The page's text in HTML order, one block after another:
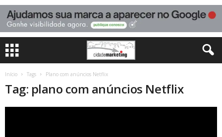
Início Tags Plano com anúncios Netflix
Tag: plano com anúncios Netflix